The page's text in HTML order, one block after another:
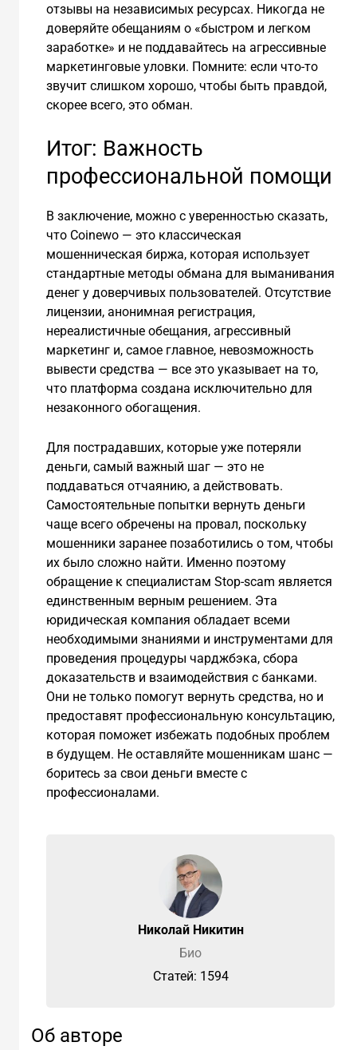
отзывы на независимых ресурсах. Никогда не
доверяйте обещаниям о «быстром и легком
заработке» и не поддавайтесь на агрессивные
маркетинговые уловки. Помните: если что-то
звучит слишком хорошо, чтобы быть правдой,
скорее всего, это обман.
Итог: Важность
профессиональной помощи
В заключение, можно с уверенностью сказать,
что Coinewo — это классическая
мошенническая биржа, которая использует
стандартные методы обмана для выманивания
денег у доверчивых пользователей. Отсутствие
лицензии, анонимная регистрация,
нереалистичные обещания, агрессивный
маркетинг и, самое главное, невозможность
вывести средства — все это указывает на то,
что платформа создана исключительно для
незаконного обогащения.
Для пострадавших, которые уже потеряли
деньги, самый важный шаг — это не
поддаваться отчаянию, а действовать.
Самостоятельные попытки вернуть деньги
чаще всего обречены на провал, поскольку
мошенники заранее позаботились о том, чтобы
их было сложно найти. Именно поэтому
обращение к специалистам Stop-scam является
единственным верным решением. Эта
юридическая компания обладает всеми
необходимыми знаниями и инструментами для
проведения процедуры чарджбэка, сбора
доказательств и взаимодействия с банками.
Они не только помогут вернуть средства, но и
предоставят профессиональную консультацию,
которая поможет избежать подобных проблем
в будущем. Не оставляйте мошенникам шанс —
боритесь за свои деньги вместе с
профессионалами.
Николай Никитин
Био
Cтатей: 1594
Об авторе